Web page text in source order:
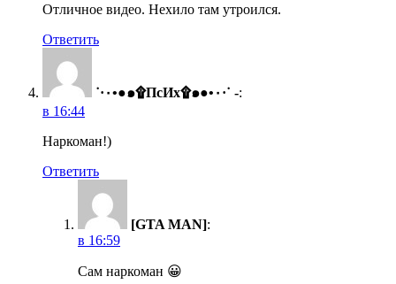
Отличное видео. Нехило там утроился.
Ответить
˙·٠•●๑۩ПсИх۩๑●•٠·˙ -:
в 16:44
Наркоман!)
Ответить
[GTA MAN]:
в 16:59
Сам наркоман 😀